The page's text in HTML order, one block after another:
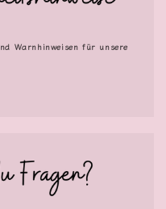
Warnhinweisen für unsere